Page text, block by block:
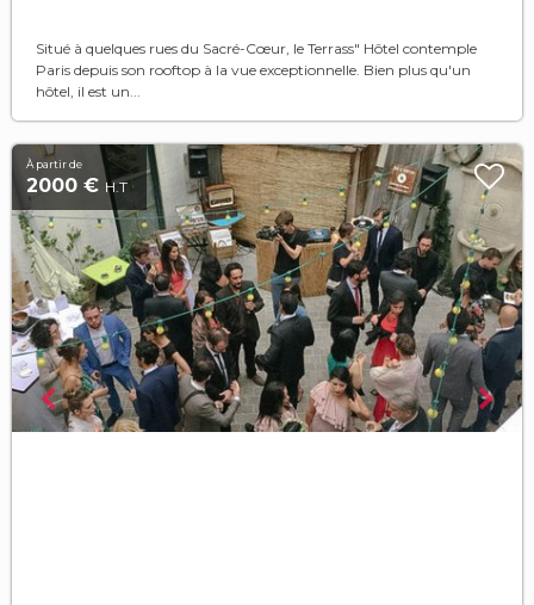
Situé à quelques rues du Sacré-Cœur, le Terrass" Hôtel contemple
Paris depuis son rooftop à la vue exceptionnelle. Bien plus qu'un
hôtel, il est un...
À partir de
2000 € H.T